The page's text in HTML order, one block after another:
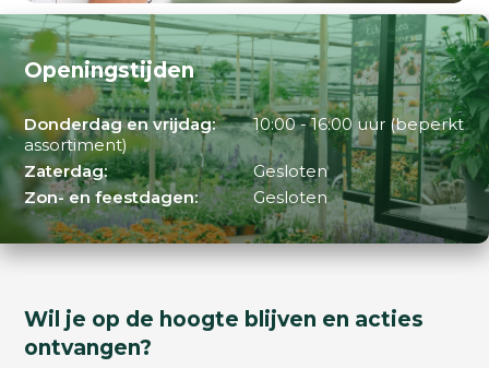
Openingstijden
Donderdag en vrijdag:
10:00 - 16:00 uur (beperkt
assortiment)
Zaterdag:
Gesloten
Zon- en feestdagen:
Gesloten
Wil je op de hoogte blijven en acties
ontvangen?